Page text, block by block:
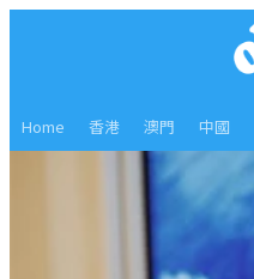
Home 香港 澳門 中國